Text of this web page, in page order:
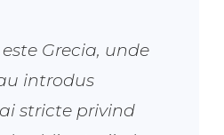
Grecia, unde
introdus
stricte privind